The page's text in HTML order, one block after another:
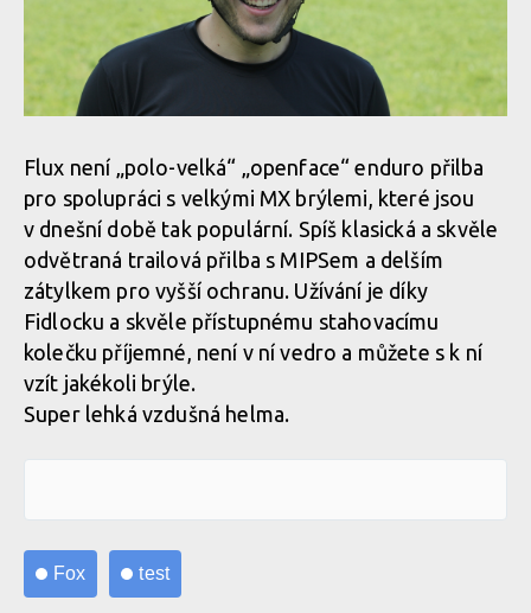
Flux není „polo-velká“ „openface“ enduro přilba
pro spolupráci s velkými MX brýlemi, které jsou
v dnešní době tak populární. Spíš klasická a skvěle
odvětraná trailová přilba s MIPSem a delším
zátylkem pro vyšší ochranu. Užívání je díky
Fidlocku a skvěle přístupnému stahovacímu
kolečku příjemné, není v ní vedro a můžete s k ní
vzít jakékoli brýle.
Super lehká vzdušná helma.
Fox test